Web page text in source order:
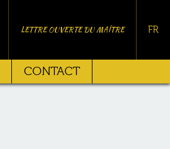
LETTRE OUVERTE DU MAÎTRE FR
CONTACT